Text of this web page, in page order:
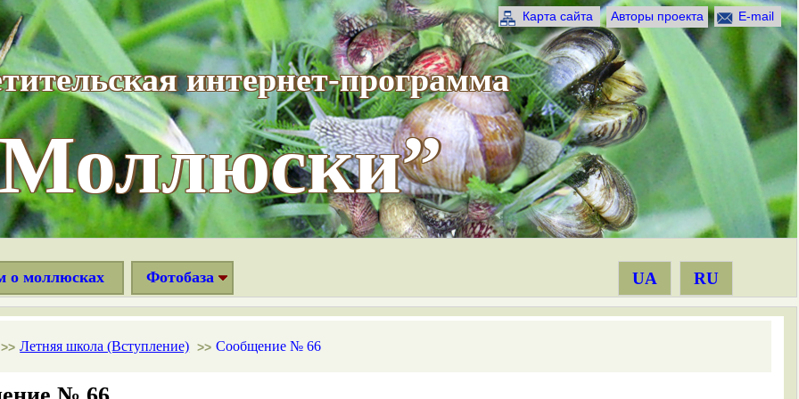
Карта сайта Авторы проекта E-mail
интернет-программа
о моллюсках Фотобаза UA RU
>> Летняя школа (Вступление) >> Сообщение № 66